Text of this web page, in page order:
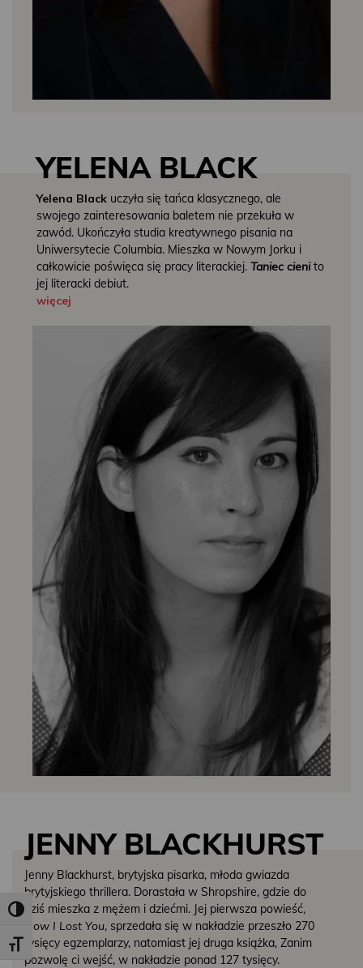
Toggle High Contrast
Toggle Font size
YELENA BLACK
Yelena Black uczyła się tańca klasycznego, ale
swojego zainteresowania baletem nie przekuła w
zawód. Ukończyła studia kreatywnego pisania na
Uniwersytecie Columbia. Mieszka w Nowym Jorku i
całkowicie poświęca się pracy literackiej. Taniec cienito
jej literacki debiut.
więcej
JENNY BLACKHURST
Jenny Blackhurst, brytyjska pisarka, młoda gwiazda
brytyjskiego thrillera. Dorastała w Shropshire, gdzie do
dziś mieszka z mężem i dziećmi. Jej pierwsza powieść,
How I Lost You, sprzedała się w nakładzie przeszło 270
tysięcy egzemplarzy, natomiast jej druga książka, Zanim
pozwolę ci wejść, w nakładzie ponad 127 tysięcy.